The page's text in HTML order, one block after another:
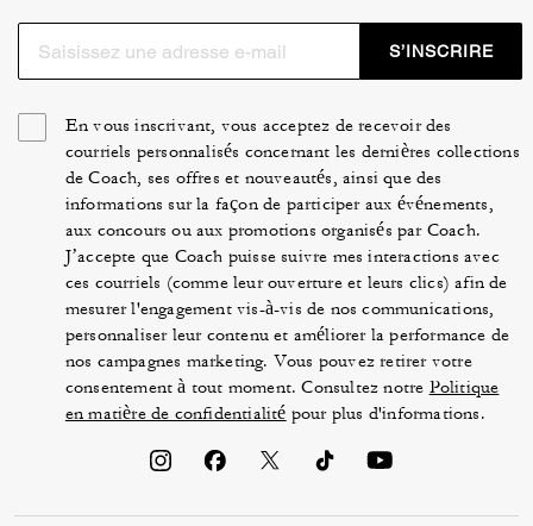
S’INSCRIRE
En vous inscrivant, vous acceptez de recevoir des
courriels personnalisés concernant les dernières collections
de Coach, ses offres et nouveautés, ainsi que des
informations sur la façon de participer aux événements,
aux concours ou aux promotions organisés par Coach.
J’accepte que Coach puisse suivre mes interactions avec
ces courriels (comme leur ouverture et leurs clics) afin de
mesurer l'engagement vis-à-vis de nos communications,
personnaliser leur contenu et améliorer la performance de
nos campagnes marketing. Vous pouvez retirer votre
consentement à tout moment. Consultez notre Politique
en matière de confidentialité pour plus d'informations.